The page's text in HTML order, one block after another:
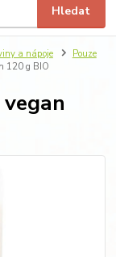
Hledat
a nápoje
Pouze
120 g BIO